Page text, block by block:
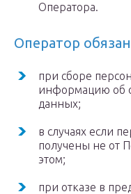
Оператора.
Оператор
при сборе
информацию об
данных;
в случаях если
получены не от
этом;
при отказе в